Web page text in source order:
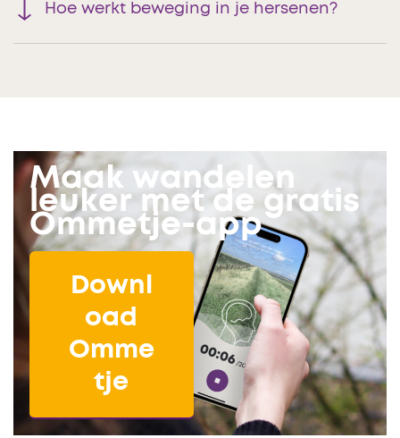
Hoe werkt beweging in je hersenen?
Maak wandelen
leuker met de gratis
Ommetje-app
Downl
oad
Omme
tje